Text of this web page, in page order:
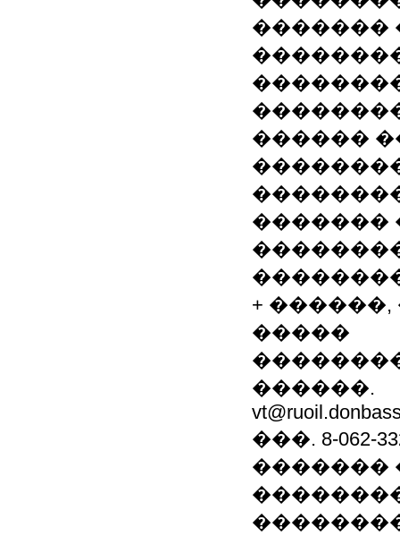
�������
������
�������
+
�����
������.
���. 8-062-
�������